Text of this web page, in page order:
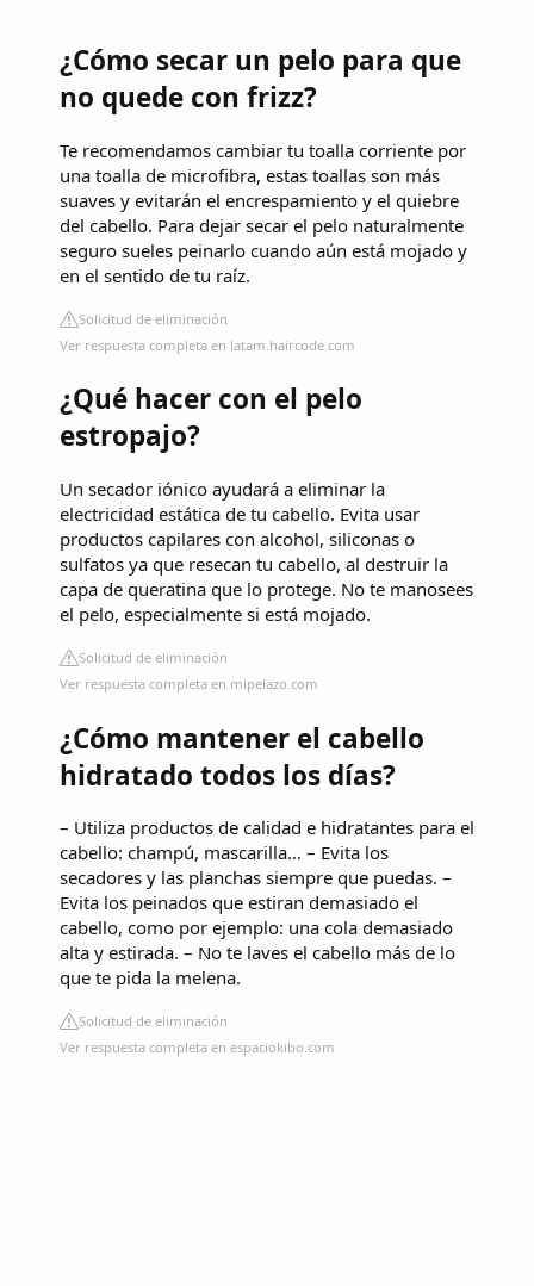
¿Cómo secar un pelo para que
no quede con frizz?
Te recomendamos cambiar tu toalla corriente por
una toalla de microfibra, estas toallas son más
suaves y evitarán el encrespamiento y el quiebre
del cabello. Para dejar secar el pelo naturalmente
seguro sueles peinarlo cuando aún está mojado y
en el sentido de tu raíz.
Solicitud de eliminación
Ver respuesta completa en latam.haircode.com
¿Qué hacer con el pelo
estropajo?
Un secador iónico ayudará a eliminar la
electricidad estática de tu cabello. Evita usar
productos capilares con alcohol, siliconas o
sulfatos ya que resecan tu cabello, al destruir la
capa de queratina que lo protege. No te manosees
el pelo, especialmente si está mojado.
Solicitud de eliminación
Ver respuesta completa en mipelazo.com
¿Cómo mantener el cabello
hidratado todos los días?
– Utiliza productos de calidad e hidratantes para el
cabello: champú, mascarilla… – Evita los
secadores y las planchas siempre que puedas. –
Evita los peinados que estiran demasiado el
cabello, como por ejemplo: una cola demasiado
alta y estirada. – No te laves el cabello más de lo
que te pida la melena.
Solicitud de eliminación
Ver respuesta completa en espaciokibo.com